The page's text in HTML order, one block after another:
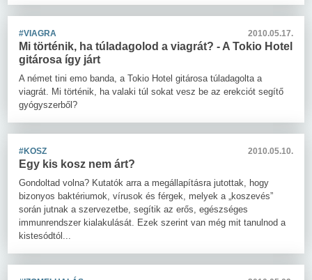
#VIAGRA 2010.05.17.
Mi történik, ha túladagolod a viagrát? - A Tokio Hotel
gitárosa így járt
A német tini emo banda, a Tokio Hotel gitárosa túladagolta a
viagrát. Mi történik, ha valaki túl sokat vesz be az erekciót segítő
gyógyszerből?
#KOSZ 2010.05.10.
Egy kis kosz nem árt?
Gondoltad volna? Kutatók arra a megállapításra jutottak, hogy
bizonyos baktériumok, vírusok és férgek, melyek a „koszevés”
során jutnak a szervezetbe, segítik az erős, egészséges
immunrendszer kialakulását. Ezek szerint van még mit tanulnod a
kistesódtól...